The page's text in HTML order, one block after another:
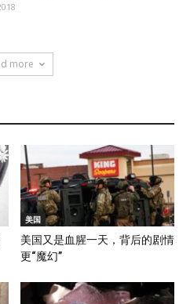
more
美国
美国又是血腥一天，背后的剧情
更“魔幻”